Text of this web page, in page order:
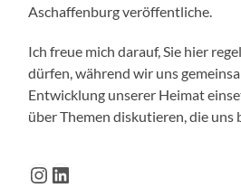
Aschaffenburg veröffentliche.
Ich freue mich darauf, Sie hier
dürfen, während wir uns
Entwicklung unserer Heimat
über Themen diskutieren, die uns
Instagram
LinkedIn